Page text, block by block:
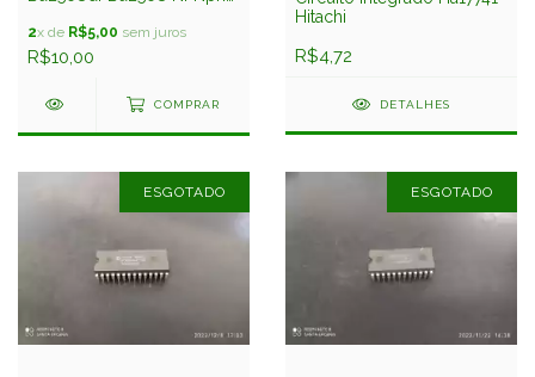
2x de R$5,00 sem juros
R$10,00
COMPRAR
Hitachi
R$4,72
DETALHES
ESGOTADO ESGOTADO